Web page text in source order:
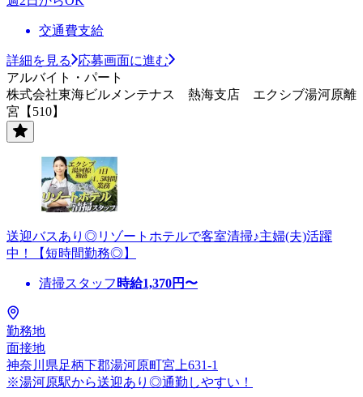
交通費支給
詳細を見る
応募画面に進む
アルバイト・パート
株式会社東海ビルメンテナス 熱海支店 エクシブ湯河原離
宮【510】
送迎バスあり◎リゾートホテルで客室清掃♪主婦(夫)活躍
中！【短時間勤務◎】
清掃スタッフ 時給1,370円〜
勤務地
面接地
神奈川県足柄下郡湯河原町宮上631-1
※湯河原駅から送迎あり◎通勤しやすい！